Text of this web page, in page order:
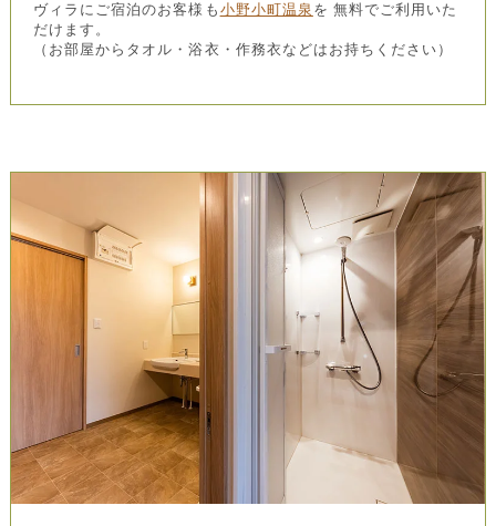
ヴィラにご宿泊のお客様も 小野小町温泉 を 無料でご利用いた
だけます。
（お部屋からタオル・浴衣・作務衣などはお持ちください）